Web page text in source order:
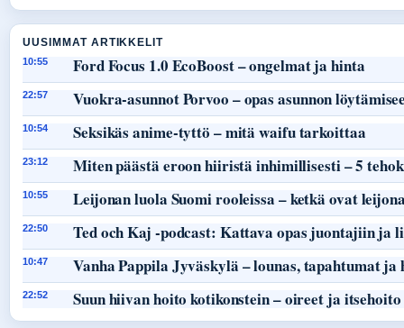
UUSIMMAT ARTIKKELIT
10:55 Ford Focus 1.0 EcoBoost – ongelmat ja hinta
22:57 Vuokra-asunnot Porvoo – opas asunnon
10:54 Seksikäs anime-tyttö – mitä waifu tarkoittaa
23:12 Miten päästä eroon hiiristä inhimillisesti – 5
10:55 Leijonan luola Suomi rooleissa – ketkä ovat
22:50 Ted och Kaj -podcast: Kattava opas juontajiin ja
10:47 Vanha Pappila Jyväskylä – lounas, tapahtumat
22:52 Suun hiivan hoito kotikonstein – oireet ja itsehoito